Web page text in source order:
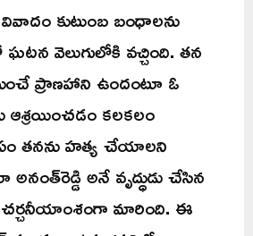
కుటుంబ బంధాలను
వెలుగులోకి వచ్చింది. తన
ప్రాణహాని ఉందంటూ ఓ
ఆశ్రయించడం కలకలం
తనను హత్య చేయాలని
అనంత్‌రెడ్డి అనే వృద్ధుడు చేసిన
చర్చనీయాంశంగా మారింది. ఈ